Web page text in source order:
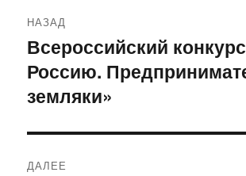
по
записям
НАЗАД
Предыдущая
запись:
Всероссийский
Россию.
земляки»
ДАЛЕЕ